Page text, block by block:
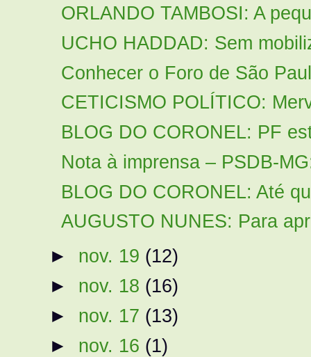
ORLANDO TAMBOSI: A
UCHO HADDAD: Sem
Conhecer o Foro de São
CETICISMO POLÍTICO:
BLOG DO CORONEL: PF
Nota à imprensa – PSDB-
BLOG DO CORONEL: Até
AUGUSTO NUNES: Para
► nov. 19 (12)
► nov. 18 (16)
► nov. 17 (13)
► nov. 16 (1)